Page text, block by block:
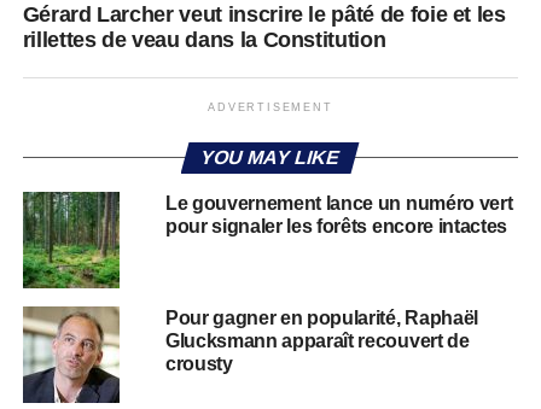
Gérard Larcher veut inscrire le pâté de foie et les
rillettes de veau dans la Constitution
ADVERTISEMENT
YOU MAY LIKE
Le gouvernement lance un numéro vert
pour signaler les forêts encore intactes
Pour gagner en popularité, Raphaël
Glucksmann apparaît recouvert de
crousty